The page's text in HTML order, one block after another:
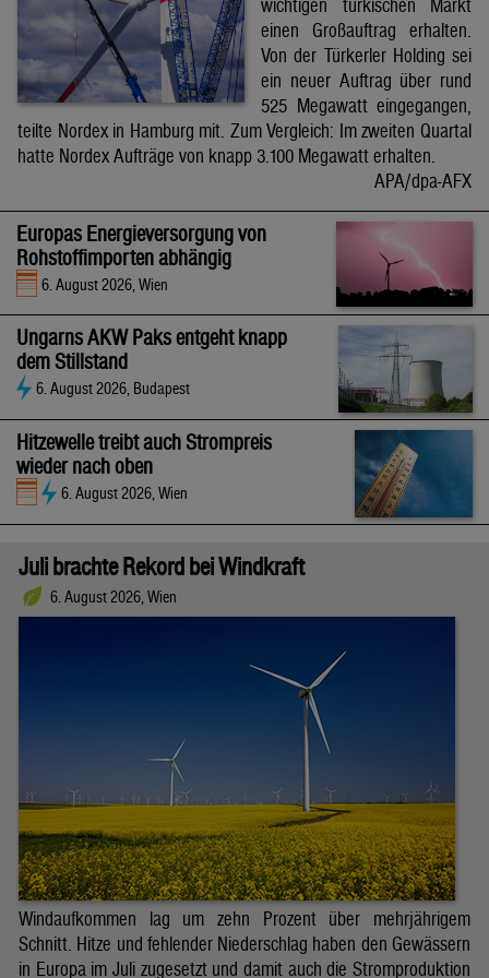
wichtigen türkischen Markt
einen Großauftrag erhalten.
Von der Türkerler Holding sei
ein neuer Auftrag über rund
525 Megawatt eingegangen,
teilte Nordex in Hamburg mit. Zum Vergleich: Im zweiten Quartal
hatte Nordex Aufträge von knapp 3.100 Megawatt erhalten.
APA/dpa-AFX
Europas Energieversorgung von
Rohstoffimporten abhängig
6. August 2026, Wien
Ungarns AKW Paks entgeht knapp
dem Stillstand
6. August 2026, Budapest
Hitzewelle treibt auch Strompreis
wieder nach oben
6. August 2026, Wien
Juli brachte Rekord bei Windkraft
6. August 2026, Wien
Windaufkommen lag um zehn Prozent über mehrjährigem
Schnitt. Hitze und fehlender Niederschlag haben den Gewässern
in Europa im Juli zugesetzt und damit auch die Stromproduktion